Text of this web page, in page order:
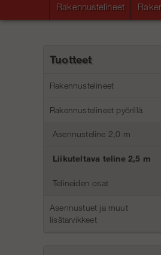
Rakennustelineet
Tuotteet
Rakennustelineet
Rakennustelineet pyörillä
Asennusteline 2,0 m
Liikuteltava teline 2,5 m
Telineiden osat
Asennustuet ja muut
lisätarvikkeet